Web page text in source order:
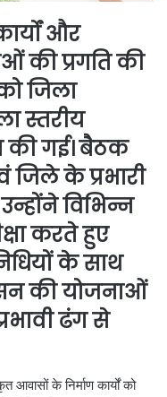
और
की प्रगति की
जिला
स्तरीय
की गई। बैठक
जिले के प्रभारी
विभिन्न
करते हुए
के साथ
की योजनाओं
ढंग से
के निर्माण कार्यों को